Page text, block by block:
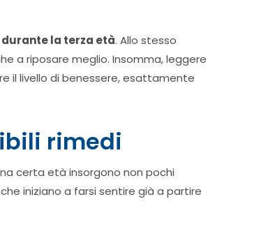
la terza età. Allo stesso
a riposare meglio. Insomma, leggere
il livello di benessere, esattamente
rimedi
certa età insorgono non pochi
iniziano a farsi sentire già a partire